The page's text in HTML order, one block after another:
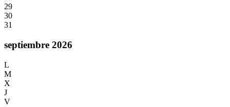
29
30
31
septiembre 2026
L
M
X
J
V